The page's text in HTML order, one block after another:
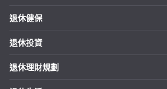
退休健保
退休投資
退休理財規劃